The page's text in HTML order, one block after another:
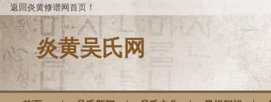
返回炎黄修谱网首页！
炎黄吴氏网